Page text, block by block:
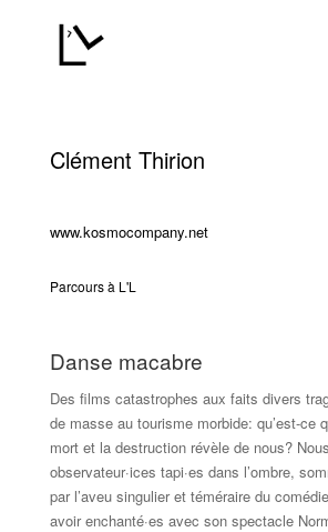
Clément Thirion
www.kosmocompany.net
Parcours à L'L
Danse macabre
Des films catastrophes aux faits divers
de masse au tourisme morbide: qu’est-ce
mort et la destruction révèle de nous?
observateur·ices tapi·es dans l’ombre,
par l’aveu singulier et téméraire du
avoir enchanté·es avec son spectacle